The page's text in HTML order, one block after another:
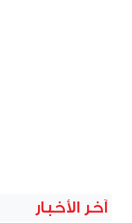
آخر الأخبار